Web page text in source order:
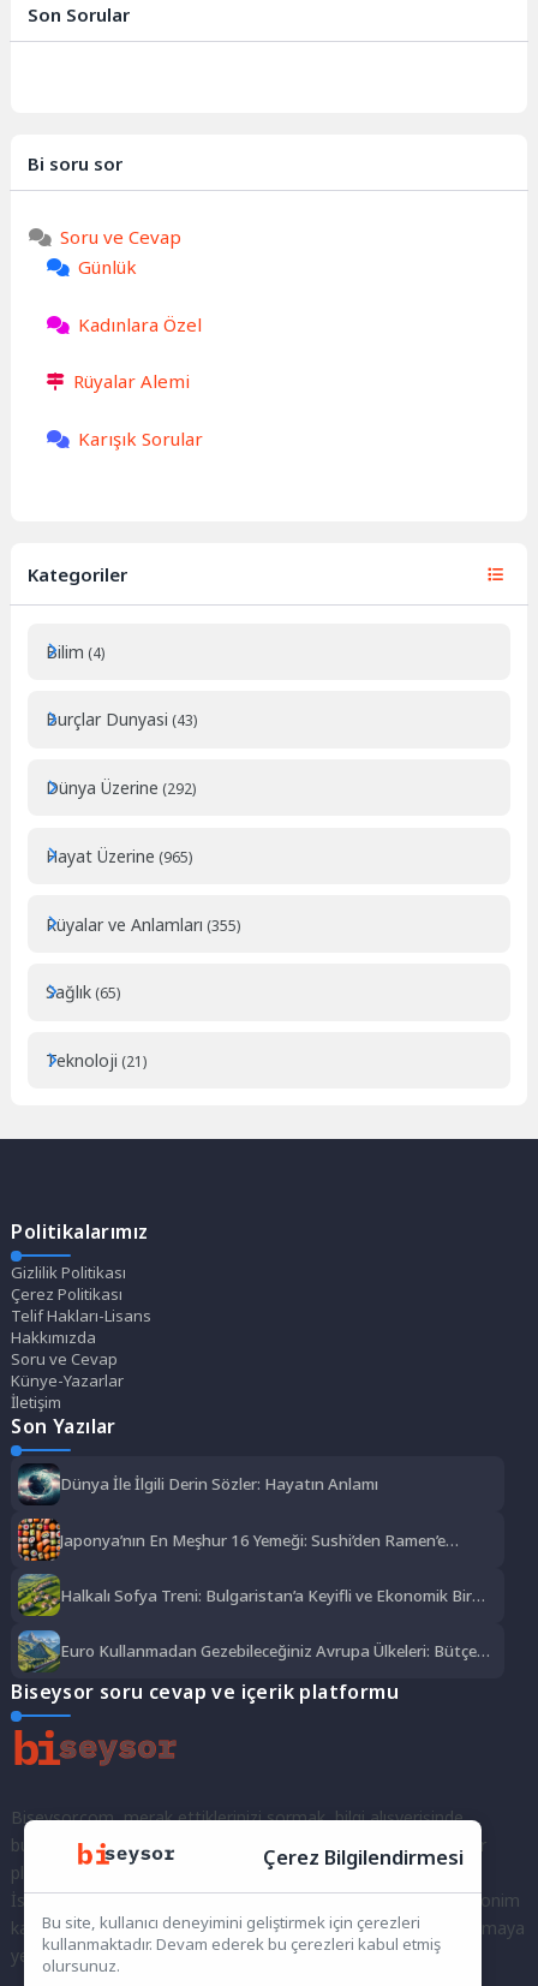
Son Sorular
Bi soru sor
Soru ve Cevap
Günlük
Kadınlara Özel
Rüyalar Alemi
Karışık Sorular
Kategoriler
Bilim (4)
Burçlar Dunyasi (43)
Dünya Üzerine (292)
Hayat Üzerine (965)
Rüyalar ve Anlamları (355)
Sağlık (65)
Teknoloji (21)
Politikalarımız
Gizlilik Politikası
Çerez Politikası
Telif Hakları-Lisans
Hakkımızda
Soru ve Cevap
Künye-Yazarlar
İletişim
Son Yazılar
Dünya İle İlgili Derin Sözler: Hayatın Anlamı
Japonya’nın En Meşhur 16 Yemeği: Sushi’den Ramen’e
Halkalı Sofya Treni: Bulgaristan’a Keyifli ve Ekonomik Bir
Euro Kullanmadan Gezebileceğiniz Avrupa Ülkeleri: Bütçe
Biseysor soru cevap ve içerik platformu
Biseysor.com, merak ettiklerinizi sormak, bilgi alışverişinde
bulunmak ve fikirlerinizi paylaşmak için bir araya geldiğimiz bir
platformdur.
İster kayıtlı bir kullanıcı olarak topluluğumuza katılın, ister anonim
kalarak sorularınızı yöneltin; burada her türlü soruya ve tartışmaya
yer var. Bilgiyi keşfetmek ve paylaşmak için bize katılın!
Çerez Bilgilendirmesi
Bu site, kullanıcı deneyimini geliştirmek için çerezleri
kullanmaktadır. Devam ederek bu çerezleri kabul etmiş
olursunuz.